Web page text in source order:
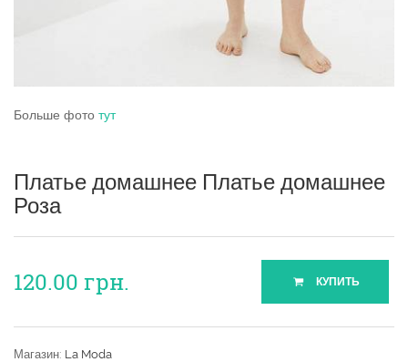
Больше фото тут
Платье домашнее Платье домашнее
Роза
120.00 грн. КУПИТЬ
Магазин: La Moda